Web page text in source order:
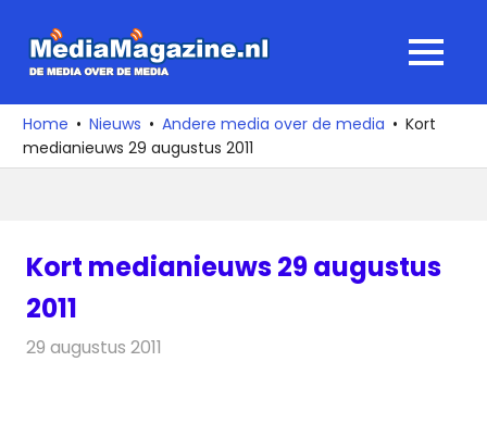
naar
media
over
de
MENU
Home Nieuws Andere media over de media
Kort
medianieuws 29 augustus 2011
Kort medianieuws 29 augustus
2011
29 augustus 2011